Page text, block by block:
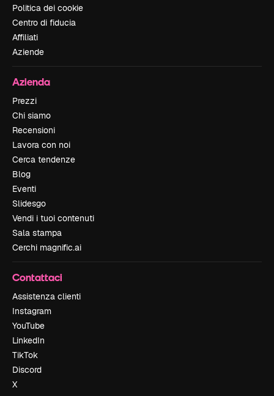
Politica dei cookie
Centro di fiducia
Affiliati
Aziende
Azienda
Prezzi
Chi siamo
Recensioni
Lavora con noi
Cerca tendenze
Blog
Eventi
Slidesgo
Vendi i tuoi contenuti
Sala stampa
Cerchi magnific.ai
Contattaci
Assistenza clienti
Instagram
YouTube
LinkedIn
TikTok
Discord
X